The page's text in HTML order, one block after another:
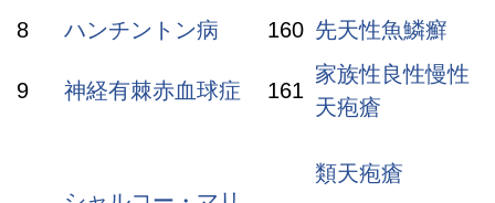
8 ハンチントン病 160 先天性魚鱗癬
9 神経有棘赤血球症 161
家族性良性慢性
天疱瘡
類天疱瘡